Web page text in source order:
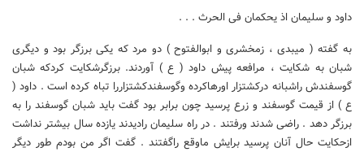
داود و سلیمان اذ یحکمان فی الحرث . . .
به گفته ( میبدی ، زمخشری و ابوالفتوح ) دو مرد که یکی برزگر بود و دیگری
شبان به شکایت ، مرافعه پیش داود ( ع ) آوردند. برزگرشکایت کردکه شبان
گوسفندش راشبانه درکشتزار اورهاکرده وگوسفندکشتزاررا تباه کرده است . داود (
ع ) از قیمت گوسفند و زرع پرسید چون برابر بود گفت باید شبان گوسفند را به
برزگر دهد . راضی شدند ورفتند . در راه سلیمان رادیدند یازده سال بیشتر نداشت
ازحکایت حال آنان پرسید برایش ماوقع راگفتند . گفت اگر من بودم طور دیگر